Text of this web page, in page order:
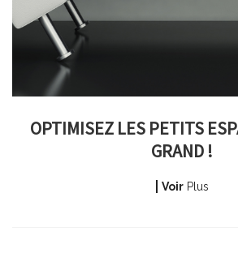
OPTIMISEZ LES PETITS
GRAND !
VoirPlus